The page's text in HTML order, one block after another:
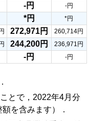
-円
-円
*円
*円
272,971円
260,714円
244,200円
236,971円
-円 -円
とで，2022年4月分
を含みます）．